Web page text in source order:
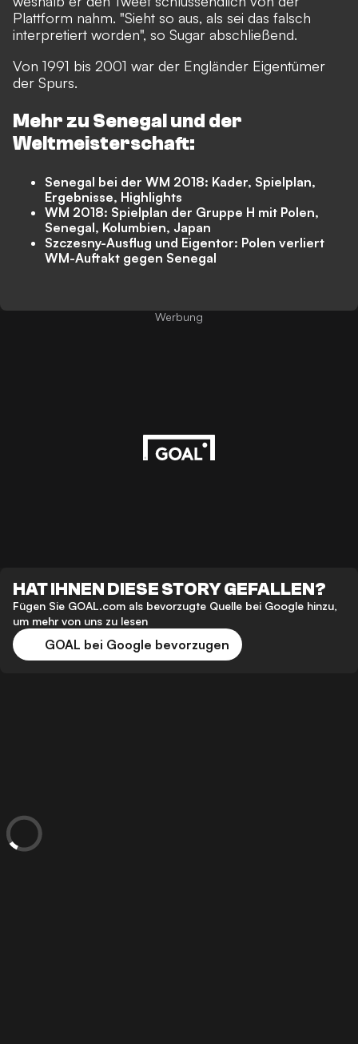
Plattform nahm. "Sieht so aus, als sei das falsch
interpretiert worden", so Sugar abschließend.
Von 1991 bis 2001 war der Engländer Eigentümer
der Spurs.
Mehr zu Senegal und der
Weltmeisterschaft:
Senegal bei der WM 2018: Kader, Spielplan,
Ergebnisse, Highlights
WM 2018: Spielplan der Gruppe H mit Polen,
Senegal, Kolumbien, Japan
Szczesny-Ausflug und Eigentor: Polen verliert
WM-Auftakt gegen Senegal
Werbung
HAT IHNEN DIESE STORY GEFALLEN?
Fügen Sie GOAL.com als bevorzugte Quelle bei Google hinzu,
um mehr von uns zu lesen
GOAL bei Google bevorzugen